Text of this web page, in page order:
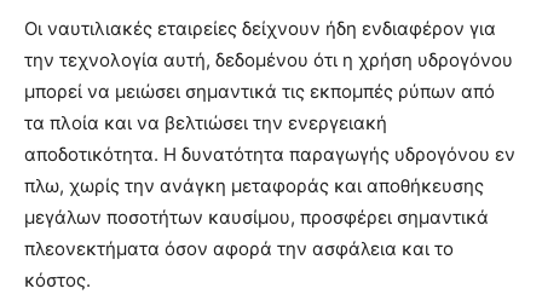
Οι ναυτιλιακές εταιρείες δείχνουν ήδη ενδιαφέρον για
την τεχνολογία αυτή, δεδομένου ότι η χρήση υδρογόνου
μπορεί να μειώσει σημαντικά τις εκπομπές ρύπων από
τα πλοία και να βελτιώσει την ενεργειακή
αποδοτικότητα. Η δυνατότητα παραγωγής υδρογόνου εν
πλω, χωρίς την ανάγκη μεταφοράς και αποθήκευσης
μεγάλων ποσοτήτων καυσίμου, προσφέρει σημαντικά
πλεονεκτήματα όσον αφορά την ασφάλεια και το
κόστος.